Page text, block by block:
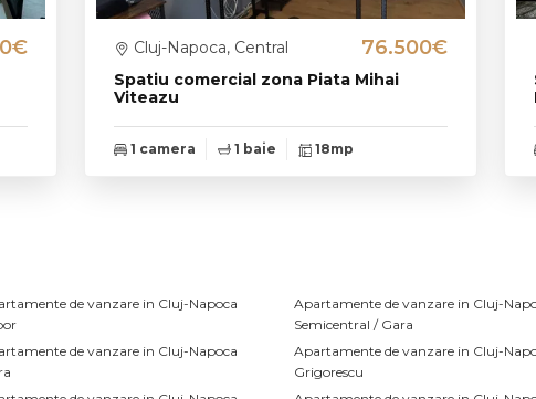
Spatiu comercial zona Piata Mihai
Viteazu
Cluj-Napoca, Central 76.500€
1 camera 1 baie 18mp
de vanzare in Cluj-Napoca
de vanzare in Cluj-Napoca
Apartamente de vanzare in Cluj-
Semicentral / Gara
Apartamente de vanzare in Cluj-
Grigorescu